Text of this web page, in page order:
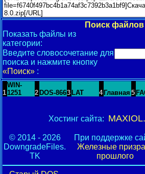
Поиск файлов
Показать файлы из
категории:
Введите словосочетание для
поиска и нажмите кнопку
«Поиск» :
1
WIN-
1251
2 DOS-8663 LAT 4 Главная 5
Хостинг сайта:
© 2014 - 2026
DowngradeFiles.
TK
При поддержке
Железные
прошлого